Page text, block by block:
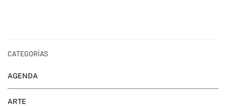
CATEGORÍAS
AGENDA
ARTE